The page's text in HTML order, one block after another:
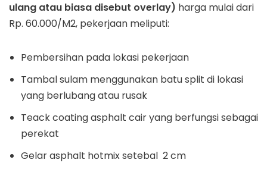
ulang atau biasa disebut overlay) harga mulai dari
Rp. 60.000/M2, pekerjaan meliputi:
Pembersihan pada lokasi pekerjaan
Tambal sulam menggunakan batu split di lokasi
yang berlubang atau rusak
Teack coating asphalt cair yang berfungsi sebagai
perekat
Gelar asphalt hotmix setebal 2 cm